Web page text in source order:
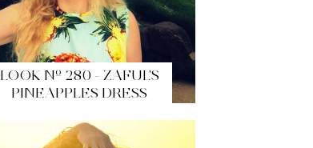
LOOK Nº 280 - ZAFUL'S
PINEAPPLES DRESS